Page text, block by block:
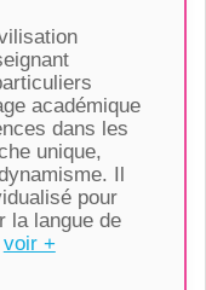
académique
dans les
unique,
Il
pour
la langue de
voir +